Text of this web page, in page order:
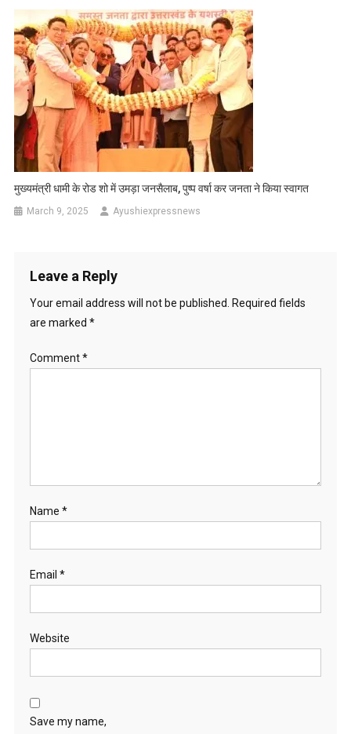
मुख्यमंत्री धामी के रोड शो में उमड़ा जनसैलाब, पुष्प वर्षा कर जनता ने किया स्वागत
March 9, 2025 Ayushiexpressnews
Leave a Reply
Your email address will not be published.
Required fields
are marked *
Comment*
Name *
Email *
Website
Save my name,